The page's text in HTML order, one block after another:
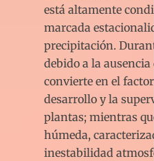
está altamente
marcada
precipitación.
debido a la
convierte en el
desarrollo y la
plantas; mientras
húmeda,
inestabilidad